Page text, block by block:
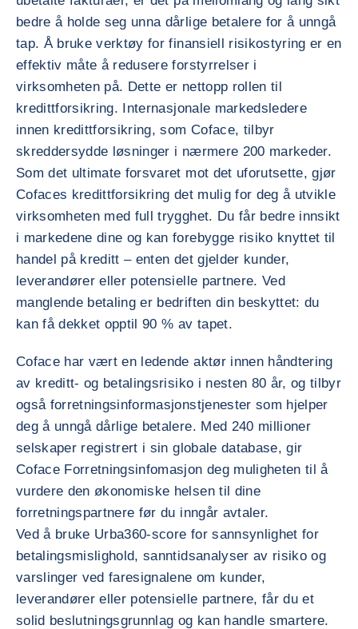
bedre å holde seg unna dårlige betalere for å unngå
tap. Å bruke verktøy for finansiell risikostyring er en
effektiv måte å redusere forstyrrelser i
virksomheten på. Dette er nettopp rollen til
kredittforsikring. Internasjonale markedsledere
innen kredittforsikring, som Coface, tilbyr
skreddersydde løsninger i nærmere 200 markeder.
Som det ultimate forsvaret mot det uforutsette, gjør
Cofaces kredittforsikring det mulig for deg å utvikle
virksomheten med full trygghet. Du får bedre innsikt
i markedene dine og kan forebygge risiko knyttet til
handel på kreditt – enten det gjelder kunder,
leverandører eller potensielle partnere. Ved
manglende betaling er bedriften din beskyttet: du
kan få dekket opptil 90 % av tapet.
Coface har vært en ledende aktør innen håndtering
av kreditt- og betalingsrisiko i nesten 80 år, og tilbyr
også forretningsinformasjonstjenester som hjelper
deg å unngå dårlige betalere. Med 240 millioner
selskaper registrert i sin globale database, gir
Coface Forretningsinfomasjon deg muligheten til å
vurdere den økonomiske helsen til dine
forretningspartnere før du inngår avtaler.
Ved å bruke Urba360-score for sannsynlighet for
betalingsmislighold, sanntidsanalyser av risiko og
varslinger ved faresignalene om kunder,
leverandører eller potensielle partnere, får du et
solid beslutningsgrunnlag og kan handle smartere.